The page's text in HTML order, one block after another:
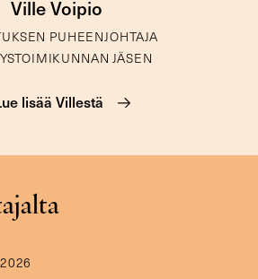
Ville Voipio
PUHEENJOHTAJA
JÄSEN
lisää Villestä